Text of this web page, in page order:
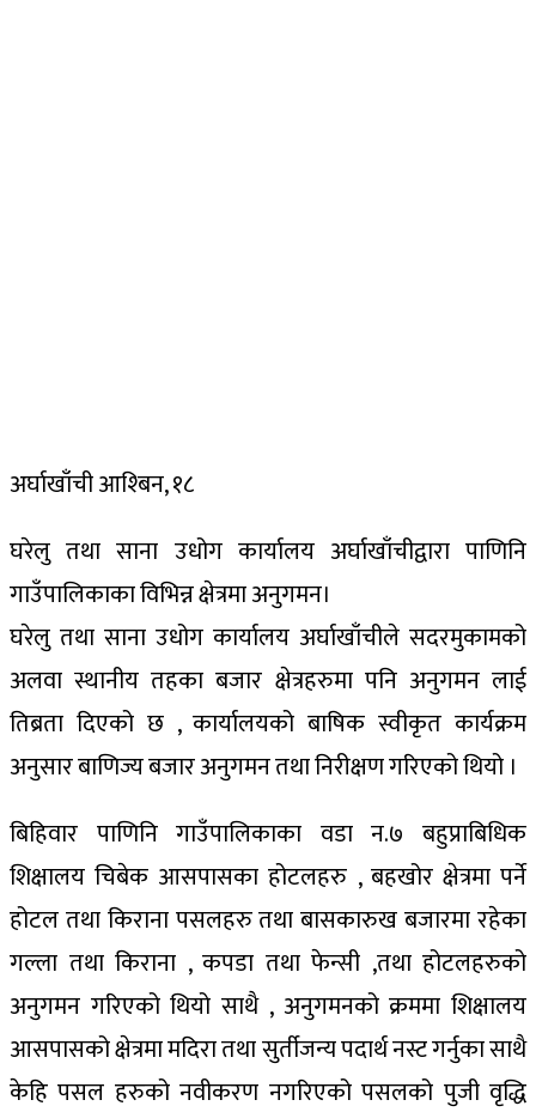
अर्घाखाँची आश्बिन, १८
घरेलु तथा साना उधोग कार्यालय अर्घाखाँचीद्वारा पाणिनि
गाउँपालिकाका विभिन्न क्षेत्रमा अनुगमन।
घरेलु तथा साना उधोग कार्यालय अर्घाखाँचीले सदरमुकामको
अलवा स्थानीय तहका बजार क्षेत्रहरुमा पनि अनुगमन लाई
तिब्रता दिएको छ , कार्यालयको बाषिक स्वीकृत कार्यक्रम
अनुसार बाणिज्य बजार अनुगमन तथा निरीक्षण गरिएको थियो ।
बिहिवार पाणिनि गाउँपालिकाका वडा न.७ बहुप्राबिधिक
शिक्षालय चिबेक आसपासका होटलहरु , बहखोर क्षेत्रमा पर्ने
होटल तथा किराना पसलहरु तथा बासकारुख बजारमा रहेका
गल्ला तथा किराना , कपडा तथा फेन्सी ,तथा होटलहरुको
अनुगमन गरिएको थियो साथै , अनुगमनको क्रममा शिक्षालय
आसपासको क्षेत्रमा मदिरा तथा सुर्तीजन्य पदार्थ नस्ट गर्नुका साथै
केहि पसल हरुको नवीकरण नगरिएको पसलको पुजी वृद्धि